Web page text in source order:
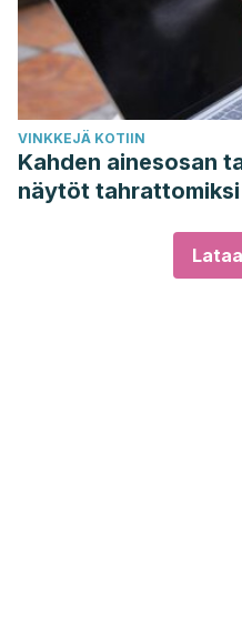
VINKKEJÄ KOTIIN
Kahden ainesosan
näytöt tahrattomiksi